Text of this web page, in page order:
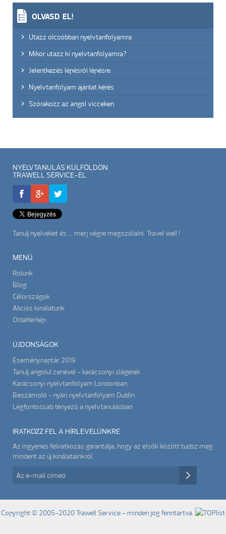
OLVASD EL!
Utazz olcsóbban nyelvtanfolyamra
Mikor utazz ki nyelvtanfolyamra?
Jelentkezés lépésről lépésre
Nyelvtanfolyam ajánlat kérés
Szórakozz az angol vicceken
NYELVTANULÁS KÜLFÖLDÖN
TRAWELL SERVICE-EL
Tanulj nyelveket és ... merj végre megszólalni. Travel well !
MENÜ
Rólunk
Blog
Célországok
Akciós kínálatunk
Oldaltérkép
ÚJDONSÁGOK
Eseménynaptár 2019
Tanulj angolul zenével - karácsonyi slágerek
Karácsonyi nyelvtanfolyam Londonban
Beszámoló - nyári nyelvtanfolyam Dublin
Legfontossab tényező a nyelvtanulásban
IRATKOZZ FEL A HÍRLEVELÜNKRE
Az ingyenes feliratkozás garantálja, hogy az elsők között tudsz meg
mindent az új kínálatainkról.
Copyright © 2005-2020Trawell Service- minden jog fenntartva.